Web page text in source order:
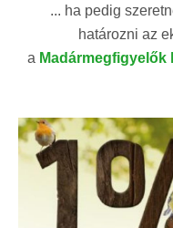
... ha pedig
határozni az
a Madármegfigyelők